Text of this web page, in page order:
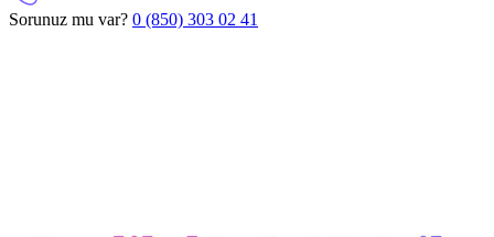
Sorunuz mu var? 0 (850) 303 02 41